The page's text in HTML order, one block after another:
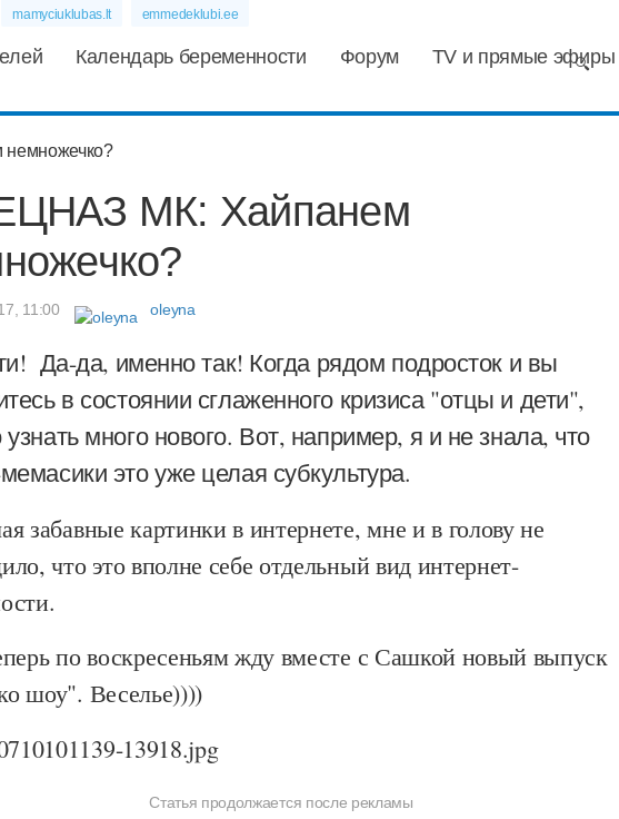
mamyciuklubas.lt emmedeklubi.ee
Календарь беременности Форум TV и прямые эфиры
МК: Хайпанем
11:00 oleyna
Да-да, именно так! Когда рядом подросток и вы
в состоянии сглаженного кризиса "отцы и дети",
много нового. Вот, например, я и не знала, что
это уже целая субкультура.
забавные картинки в интернете, мне и в голову не
что это вполне себе отдельный вид интернет-
по воскресеньям жду вместе с Сашкой новый выпуск
шоу". Веселье))))
Статья продолжается после рекламы